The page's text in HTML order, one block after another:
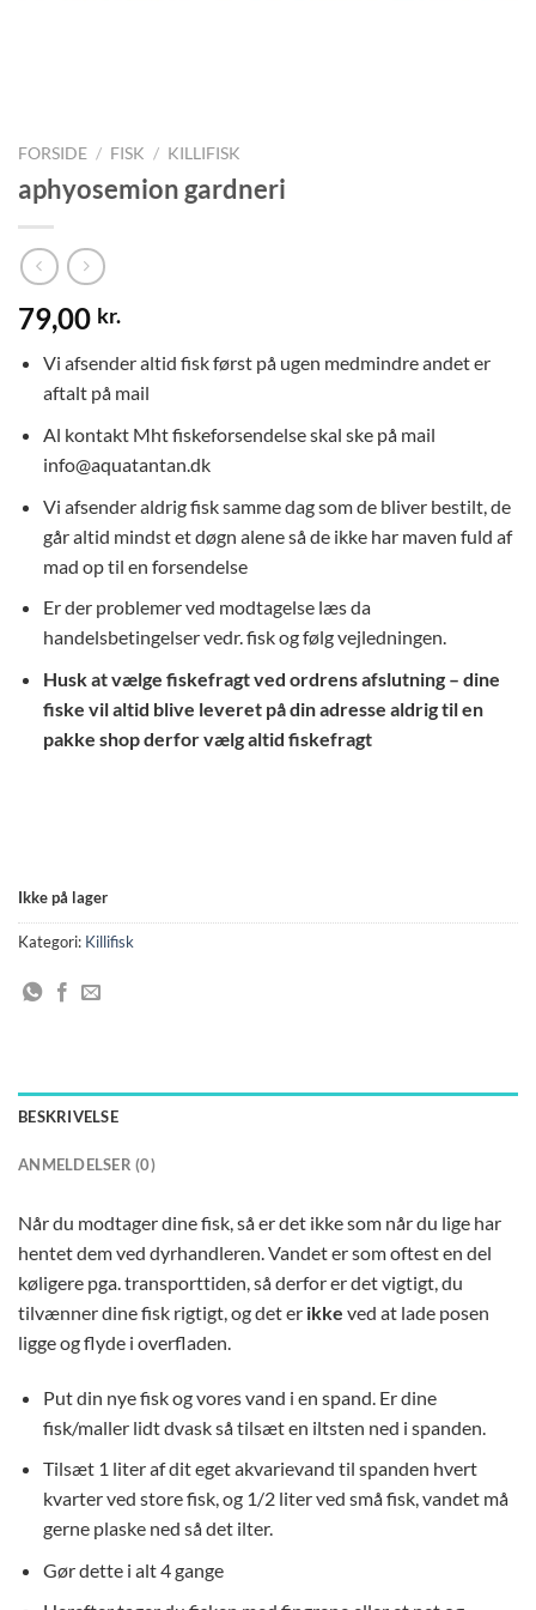
FORSIDE / FISK / KILLIFISK
aphyosemion gardneri
79,00 kr.
Vi afsender altid fisk først på ugen medmindre andet er
aftalt på mail
Al kontakt Mht fiskeforsendelse skal ske på mail
info@aquatantan.dk
Vi afsender aldrig fisk samme dag som de bliver bestilt, de
går altid mindst et døgn alene så de ikke har maven fuld af
mad op til en forsendelse
Er der problemer ved modtagelse læs da
handelsbetingelser vedr. fisk og følg vejledningen.
Husk at vælge fiskefragt ved ordrens afslutning – dine
fiske vil altid blive leveret på din adresse aldrig til en
pakke shop derfor vælg altid fiskefragt
Ikke på lager
Kategori: Killifisk
BESKRIVELSE
ANMELDELSER (0)
Når du modtager dine fisk, så er det ikke som når du lige har
hentet dem ved dyrhandleren. Vandet er som oftest en del
køligere pga. transporttiden, så derfor er det vigtigt, du
tilvænner dine fisk rigtigt, og det er ikke ved at lade posen
ligge og flyde i overfladen.
Put din nye fisk og vores vand i en spand. Er dine
fisk/maller lidt dvask så tilsæt en iltsten ned i spanden.
Tilsæt 1 liter af dit eget akvarievand til spanden hvert
kvarter ved store fisk, og 1/2 liter ved små fisk, vandet må
gerne plaske ned så det ilter.
Gør dette i alt 4 gange